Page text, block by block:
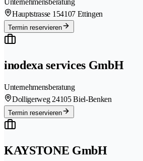
Unternehmensberatung
Hauptstrasse 154107 Ettingen
Termin reservieren
inodexa services GmbH
Unternehmensberatung
Dolligerweg 24105 Biel-Benken
Termin reservieren
KAYSTONE GmbH